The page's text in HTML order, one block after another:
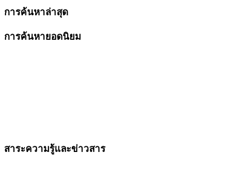
การค้นหาล่าสุด
การค้นหายอดนิยม
สาระความรู้และข่าวสาร